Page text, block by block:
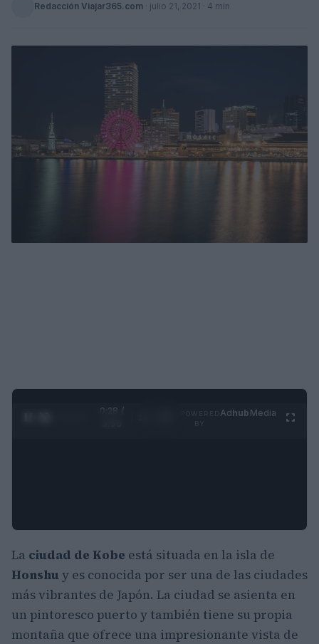
Redacción Viajar365.com · julio 21, 2021 · 4 min
0:29 /
Adhub Media
La ciudad de Kobe está situada en la isla de
Honshuy es conocida por ser una de las ciudades
más vibrantes de Japón. La ciudad se asienta en
un pintoresco puerto y también tiene su propia
montaña que ofrece una impresionante vista de